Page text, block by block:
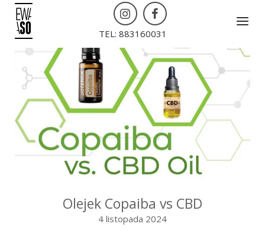
Skip
content
Menu
TEL: 883160031
Olejek Copaiba vs CBD
4 listopada 2024